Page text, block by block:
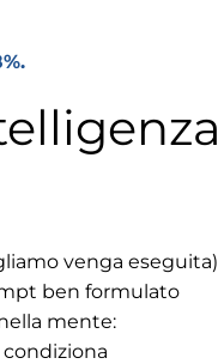
venga eseguita)
ben formulato
mente: